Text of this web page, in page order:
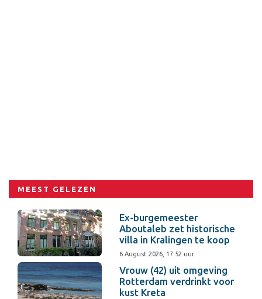
MEEST GELEZEN
Ex-burgemeester
Aboutaleb zet historische
villa in Kralingen te koop
6 August 2026, 17:52 uur
Vrouw (42) uit omgeving
Rotterdam verdrinkt voor
kust Kreta